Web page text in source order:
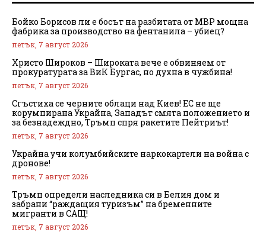
Бойко Борисов ли е босът на разбитата от МВР мощна
фабрика за производство на фентанила – убиец?
петък, 7 август 2026
Христо Широков – Широката вече е обвиняем от
прокуратурата за ВиК Бургас, но духна в чужбина!
петък, 7 август 2026
Сгъстиха се черните облаци над Киев! ЕС не ще
корумпирана Украйна, Западът смята положението и
за безнадеждно, Тръмп спря ракетите Пейтриът!
петък, 7 август 2026
Украйна учи колумбийските наркокартели на война с
дронове!
петък, 7 август 2026
Тръмп определи наследника си в Белия дом и
забрани “раждащия туризъм” на бременните
мигранти в САЩ!
петък, 7 август 2026